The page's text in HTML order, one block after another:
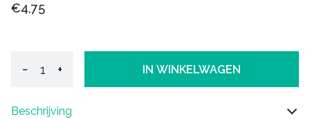
€4,75
− + IN WINKELWAGEN
Beschrijving